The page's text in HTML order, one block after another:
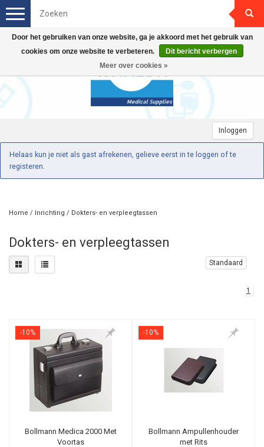
Inloggen
Toggle
Helaas kun je niet als gast afrekenen, gelieve eerst in te loggen of te
registeren.
Home / Inrichting / Dokters- en verpleegtassen
Dokters- en verpleegtassen
Standaard
1
-10%
Bollmann Medica 2000 Met
Voortas
-10%
Bollmann Ampullenhouder
met Rits
Door het gebruiken van onze website, ga je akkoord met het gebruik van
cookies om onze website te verbeteren.
Dit bericht verbergen
Meer over cookies »